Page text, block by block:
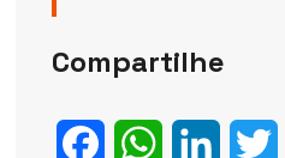
Compartilhe
FacebookWhatsAppLinkedIn